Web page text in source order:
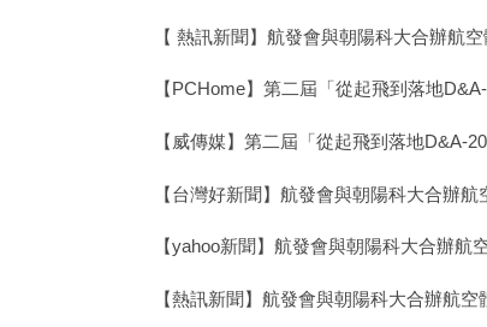
【 熱訊新聞】航發會與朝陽科大合辦航
【PCHome】第二屆「從起飛到落地
【威傳媒】第二屆「從起飛到落地D&A-
【台灣好新聞】航發會與朝陽科大合辦
【yahoo新聞】航發會與朝陽科大合辦航
【熱訊新聞】航發會與朝陽科大合辦航